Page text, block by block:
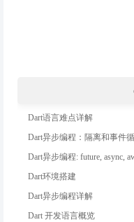
Dart语言难点详解
Dart异步编程：隔离和事件
Dart异步编程: future, async,
​Dart环境搭建
Dart异步编程详解
Dart 开发语言概览